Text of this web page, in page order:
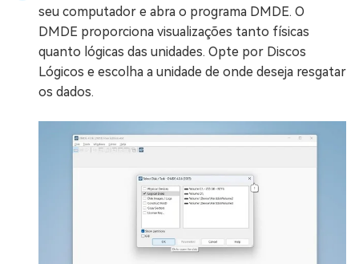
seu computador e abra o programa DMDE. O
DMDE proporciona visualizações tanto físicas
quanto lógicas das unidades. Opte por Discos
Lógicos e escolha a unidade de onde deseja resgatar
os dados.